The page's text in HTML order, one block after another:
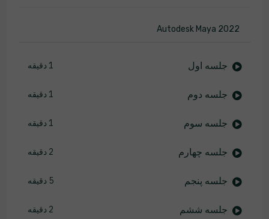
Autodesk Maya 2022
جلسه اول 1 دقیقه
جلسه دوم 1 دقیقه
جلسه سوم 1 دقیقه
جلسه چهارم 2 دقیقه
جلسه پنجم 5 دقیقه
جلسه ششم 2 دقیقه